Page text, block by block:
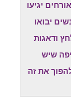
יגיעו
יבואו
ודאגות
שיש
את זה